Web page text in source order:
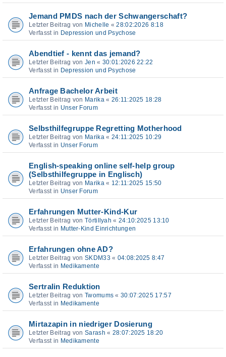
Jemand PMDS nach der Schwangerschaft?
Letzter Beitrag von Michelle «28:02:2026 8:18
Verfasst in Depression und Psychose
Abendtief - kennt das jemand?
Letzter Beitrag von Jen « 30:01:2026 22:22
Verfasst in Depression und Psychose
Anfrage Bachelor Arbeit
Letzter Beitrag von Marika« 26:11:2025 18:28
Verfasst in Unser Forum
Selbsthilfegruppe Regretting Motherhood
Letzter Beitrag von Marika« 24:11:2025 10:29
Verfasst in Unser Forum
English-speaking online self-help group
(Selbsthilfegruppe in Englisch)
Letzter Beitrag von Marika« 12:11:2025 15:50
Verfasst in Unser Forum
Erfahrungen Mutter-Kind-Kur
Letzter Beitrag von Törtillyah « 24:10:2025 13:10
Verfasst in Mutter-Kind Einrichtungen
Erfahrungen ohne AD?
Letzter Beitrag von SKDM33 « 04:08:2025 8:47
Verfasst in Medikamente
Sertralin Reduktion
Letzter Beitrag von Twomums «30:07:2025 17:57
Verfasst in Medikamente
Mirtazapin in niedriger Dosierung
Letzter Beitrag von Sarash « 28:07:2025 18:20
Verfasst in Medikamente